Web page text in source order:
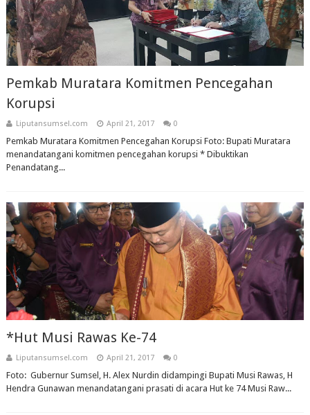
Pemkab Muratara Komitmen Pencegahan
Korupsi
Liputansumsel.com April 21, 2017 0
Pemkab Muratara Komitmen Pencegahan Korupsi Foto: Bupati Muratara
menandatangani komitmen pencegahan korupsi * Dibuktikan
Penandatang...
*Hut Musi Rawas Ke-74
Liputansumsel.com April 21, 2017 0
Foto: Gubernur Sumsel, H. Alex Nurdin didampingi Bupati Musi Rawas, H
Hendra Gunawan menandatangani prasati di acara Hut ke 74 Musi Raw...